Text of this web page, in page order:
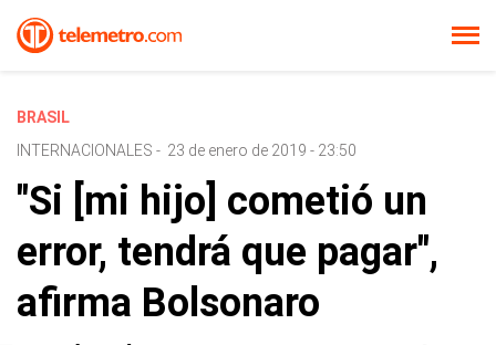
BRASIL
INTERNACIONALES - 23 de enero de 2019 - 23:50
"Si [mi hijo] cometió un
error, tendrá que pagar",
afirma Bolsonaro